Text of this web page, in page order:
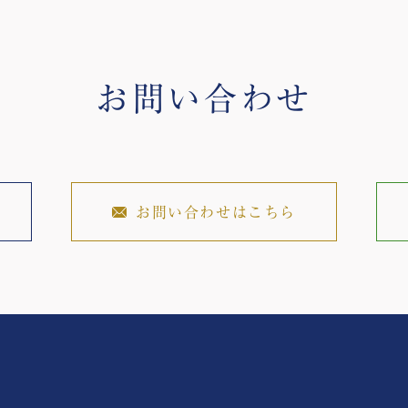
お問い合わせ
お問い合わせはこちら